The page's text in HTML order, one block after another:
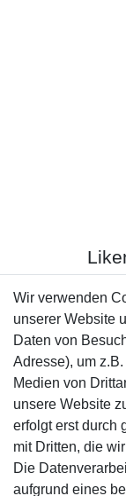
Kundenservice
+49 421
Mo. - Fr. 9 - 16 Uhr
Kontaktformular
Wir verwenden
unserer Website
Daten von
Adresse), um
Medien von
unsere Website
erfolgt erst durch
mit Dritten, die
Die
aufgrund eines